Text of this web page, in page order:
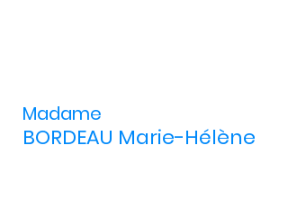
BORDEAU Marie-Hélène
Madame